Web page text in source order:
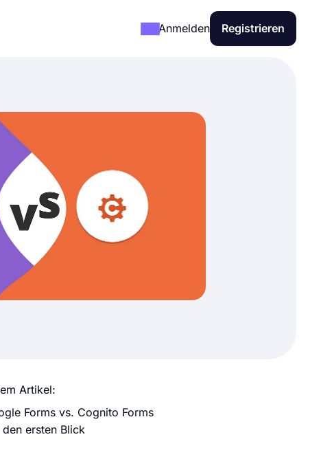
Anmelden Registrieren
Artikel:
Forms vs. Cognito Forms
ersten Blick